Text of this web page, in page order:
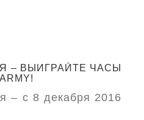
– ВЫИГРАЙТЕ ЧАСЫ
– с 8 декабря 2016